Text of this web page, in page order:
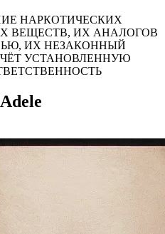
НАРКОТИЧЕСКИХ
ВЕЩЕСТВ, ИХ АНАЛОГОВ
ИХ НЕЗАКОННЫЙ
УСТАНОВЛЕННУЮ